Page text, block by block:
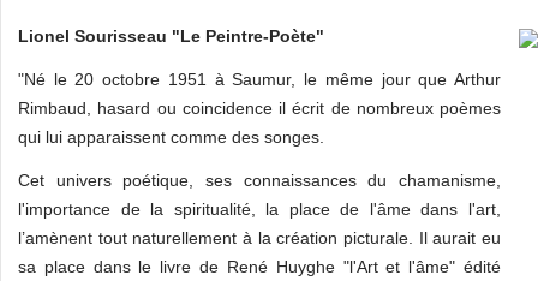
Lionel Sourisseau "Le Peintre-Poète"
"Né le 20 octobre 1951 à Saumur, le même jour que Arthur
Rimbaud, hasard ou coincidence il écrit de nombreux poèmes
qui lui apparaissent comme des songes.
Cet univers poétique, ses connaissances du chamanisme,
l'importance de la spiritualité, la place de l'âme dans l'art,
l’amènent tout naturellement à la création picturale. Il aurait eu
sa place dans le livre de René Huyghe "l'Art et l'âme" édité